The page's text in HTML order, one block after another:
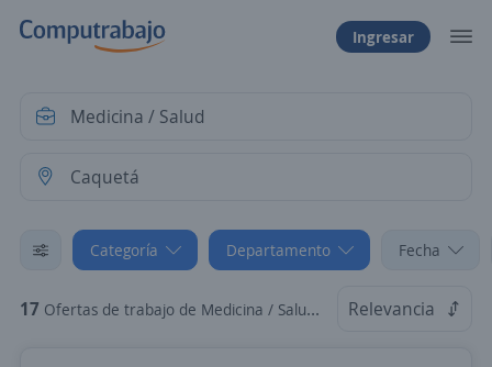
Ingresar
Categoría Departamento Fecha
17 Ofertas de trabajo de Medicina / Salud en Caquetá Relevancia